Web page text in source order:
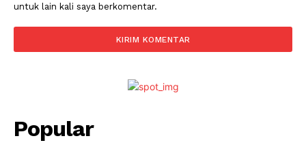
untuk lain kali saya berkomentar.
Popular